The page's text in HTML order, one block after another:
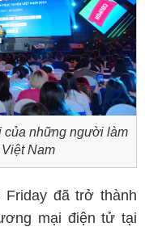
của những người làm
Nam
đã trở thành
mại điện tử tại